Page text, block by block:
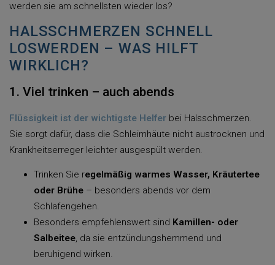
werden sie am schnellsten wieder los?
HALSSCHMERZEN SCHNELL
LOSWERDEN – WAS HILFT
WIRKLICH?
1. Viel trinken – auch abends
Flüssigkeit ist der wichtigste Helfer bei Halsschmerzen.
Sie sorgt dafür, dass die Schleimhäute nicht austrocknen und
Krankheitserreger leichter ausgespült werden.
Trinken Sie regelmäßig warmes Wasser, Kräutertee
oder Brühe – besonders abends vor dem
Schlafengehen.
Besonders empfehlenswert sind Kamillen- oder
Salbeitee, da sie entzündungshemmend und
beruhigend wirken.